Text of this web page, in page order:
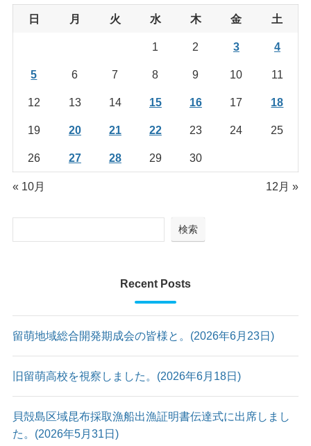
日 月 火 水 木 金 土
1 2 3 4
5 6 7 8 9 10 11
12 13 14 15 16 17 18
19 20 21 22 23 24 25
26 27 28 29 30
« 10月 12月 »
検索
Recent Posts
留萌地域総合開発期成会の皆様と。(2026年6月23日)
旧留萌高校を視察しました。(2026年6月18日)
貝殻島区域昆布採取漁船出漁証明書伝達式に出席しまし
た。(2026年5月31日)